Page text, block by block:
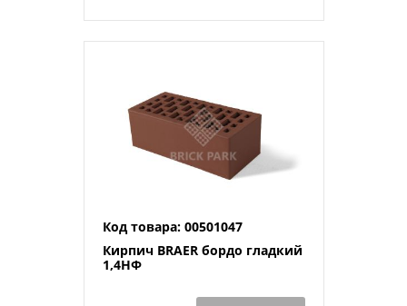
Код товара: 00501047
Кирпич BRAER бордо гладкий
1,4НФ